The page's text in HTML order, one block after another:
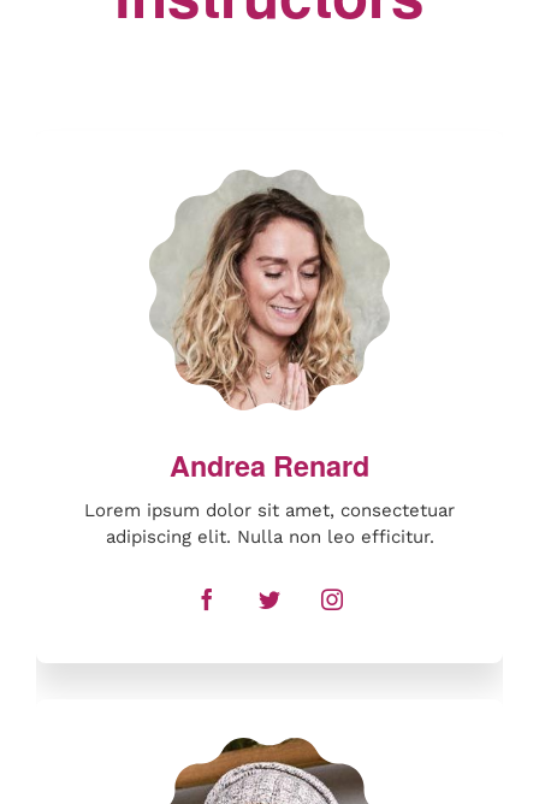
Lorem ipsum dolor sit amet, consectetuar
adipiscing elit. Nulla non leo efficitur.